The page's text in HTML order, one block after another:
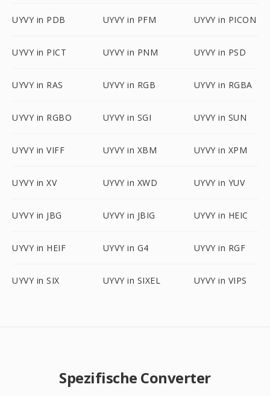
UYVY in PDB UYVY in PFM UYVY in PICON
UYVY in PICT UYVY in PNM UYVY in PSD
UYVY in RAS UYVY in RGB UYVY in RGBA
UYVY in RGBO UYVY in SGI UYVY in SUN
UYVY in VIFF UYVY in XBM UYVY in XPM
UYVY in XV UYVY in XWD UYVY in YUV
UYVY in JBG UYVY in JBIG UYVY in HEIC
UYVY in HEIF UYVY in G4 UYVY in RGF
UYVY in SIX UYVY in SIXEL UYVY in VIPS
Spezifische Converter